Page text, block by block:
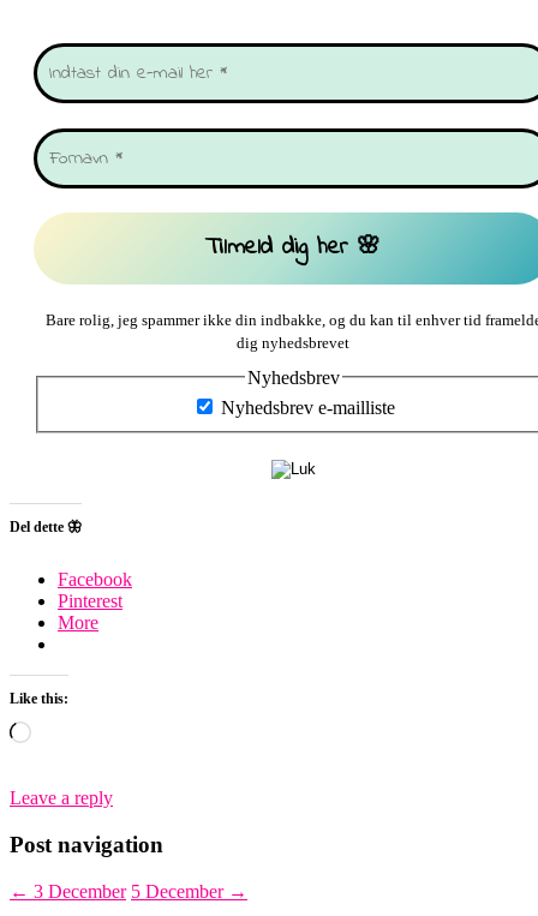
Bare rolig, jeg spammer ikke din indbakke, og du kan til enhver tid
dig nyhedsbrevet
Nyhedsbrev
Nyhedsbrev e-mailliste
Del dette 🦋
Facebook
Pinterest
More
Like this:
Loading…
Leave a reply
Post navigation
← 3 December 5 December →